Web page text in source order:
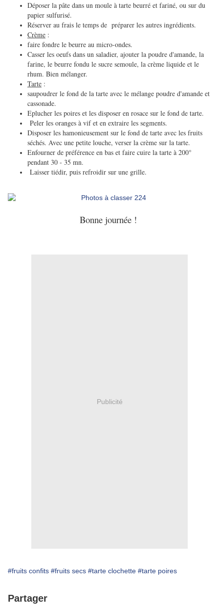
Déposer la pâte dans un moule à tarte beurré et fariné, ou sur du
papier sulfurisé.
Réserver au frais le temps de préparer les autres ingrédients.
Crème :
faire fondre le beurre au micro-ondes.
Casser les oeufs dans un saladier, ajouter la poudre d'amande, la
farine, le beurre fondu le sucre semoule, la crème liquide et le
rhum. Bien mélanger.
Tarte :
saupoudrer le fond de la tarte avec le mélange poudre d'amande et
cassonade.
Eplucher les poires et les disposer en rosace sur le fond de tarte.
Peler les oranges à vif et en extraire les segments.
Disposer les hamonieusement sur le fond de tarte avec les fruits
séchés. Avec une petite louche, verser la crème sur la tarte.
Enfourner de préférence en bas et faire cuire la tarte à 200°
pendant 30 - 35 mn.
Laisser tiédir, puis refroidir sur une grille.
Bonne journée !
Publicité
#fruits confits #fruits secs #tarte clochette #tarte poires
Partager